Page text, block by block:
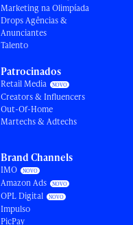
Marketing na Olimpíada
Drops Agências &
Anunciantes
Talento
Patrocinados
Retail Media
Creators & Influencers
Out-Of-Home
Martechs & Adtechs
Brand Channels
IMO
Amazon Ads
OPL Digital
Impulso
PicPay